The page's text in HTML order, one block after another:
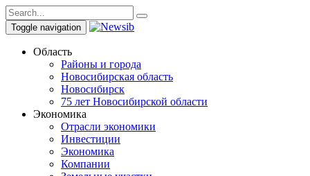
Toggle navigation
Область
Районы и города
Новосибирская область
Новосибирск
75 лет Новосибирской области
Экономика
Отрасли экономики
Инвестиции
Экономика
Компании